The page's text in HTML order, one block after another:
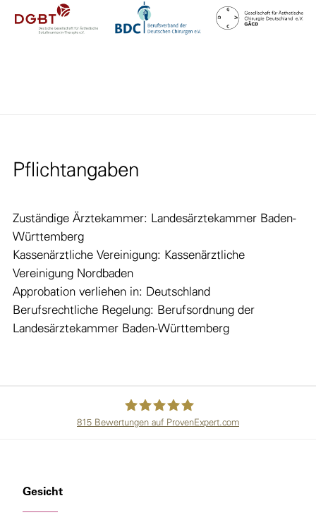
Pflichtangaben
Zuständige Ärztekammer: Landesärztekammer Baden-
Württemberg
Kassenärztliche Vereinigung: Kassenärztliche
Vereinigung Nordbaden
Approbation verliehen in: Deutschland
Berufsrechtliche Regelung: Berufsordnung der
Landesärztekammer Baden-Württemberg
815 Bewertungen auf ProvenExpert.com
Gesicht